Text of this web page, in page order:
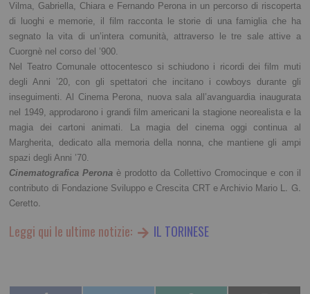
Vilma, Gabriella, Chiara e Fernando Perona in un percorso di riscoperta
di luoghi e memorie, il film racconta le storie di una famiglia che ha
segnato la vita di un’intera comunità, attraverso le tre sale attive a
Cuorgnè nel corso del ’900.
Nel Teatro Comunale ottocentesco si schiudono i ricordi dei film muti
degli Anni ’20, con gli spettatori che incitano i cowboys durante gli
inseguimenti. Al Cinema Perona, nuova sala all’avanguardia inaugurata
nel 1949, approdarono i grandi film americani la stagione neorealista e la
magia dei cartoni animati. La magia del cinema oggi continua al
Margherita, dedicato alla memoria della nonna, che mantiene gli ampi
spazi degli Anni ’70.
Cinematografica Perona è prodotto da Collettivo Cromocinque e con il
contributo di Fondazione Sviluppo e Crescita CRT e Archivio Mario L. G.
Ceretto.
Leggi qui le ultime notizie: IL TORINESE